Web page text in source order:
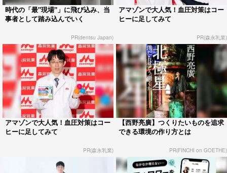
時代の「最"現場"」に飛び込み、当
事者として踏み込んでいく
PR(dentsu Japan)
アマゾンで大人気！血圧対策はコー
ヒーに足してみて
PR(森永乳業)
アマゾンで大人気！血圧対策はコー
ヒーに足してみて
PR(森永乳業)
【西野亮廣】つくりたいものを追求
できる環境の作り方とは
PR(FINCHI on GOETHE)